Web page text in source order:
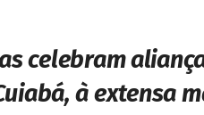
celebram
à extensa